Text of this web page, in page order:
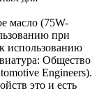
масло (75W-
при
использованию
Общество
Engineers).
это и есть